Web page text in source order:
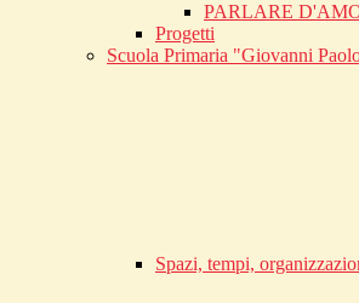
PARLARE
Progetti
Scuola Primaria "Giovanni
Spazi, tempi,